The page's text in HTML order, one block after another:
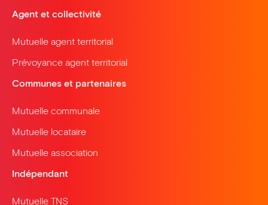
Agent et collectivité
Mutuelle agent territorial
Prévoyance agent territorial
Communes et partenaires
Mutuelle communale
Mutuelle locataire
Mutuelle association
Indépendant
Mutuelle TNS